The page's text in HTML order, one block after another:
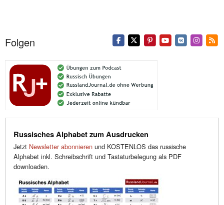
Folgen
Russisches Alphabet zum Ausdrucken
Jetzt Newsletter abonnieren und KOSTENLOS das russische
Alphabet inkl. Schreibschrift und Tastaturbelegung als PDF
downloaden.